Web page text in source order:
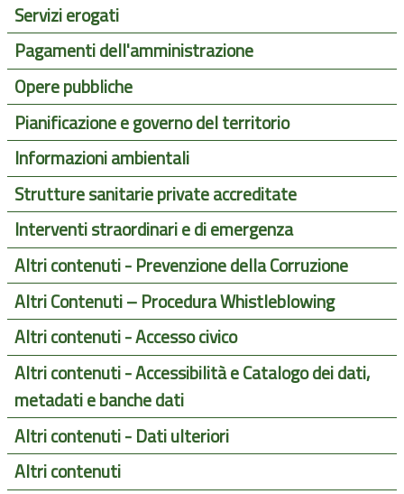
Servizi erogati
Pagamenti dell'amministrazione
Opere pubbliche
Pianificazione e governo del territorio
Informazioni ambientali
Strutture sanitarie private accreditate
Interventi straordinari e di emergenza
Altri contenuti - Prevenzione della Corruzione
Altri Contenuti – Procedura Whistleblowing
Altri contenuti - Accesso civico
Altri contenuti - Accessibilità e Catalogo dei dati,
metadati e banche dati
Altri contenuti - Dati ulteriori
Altri contenuti